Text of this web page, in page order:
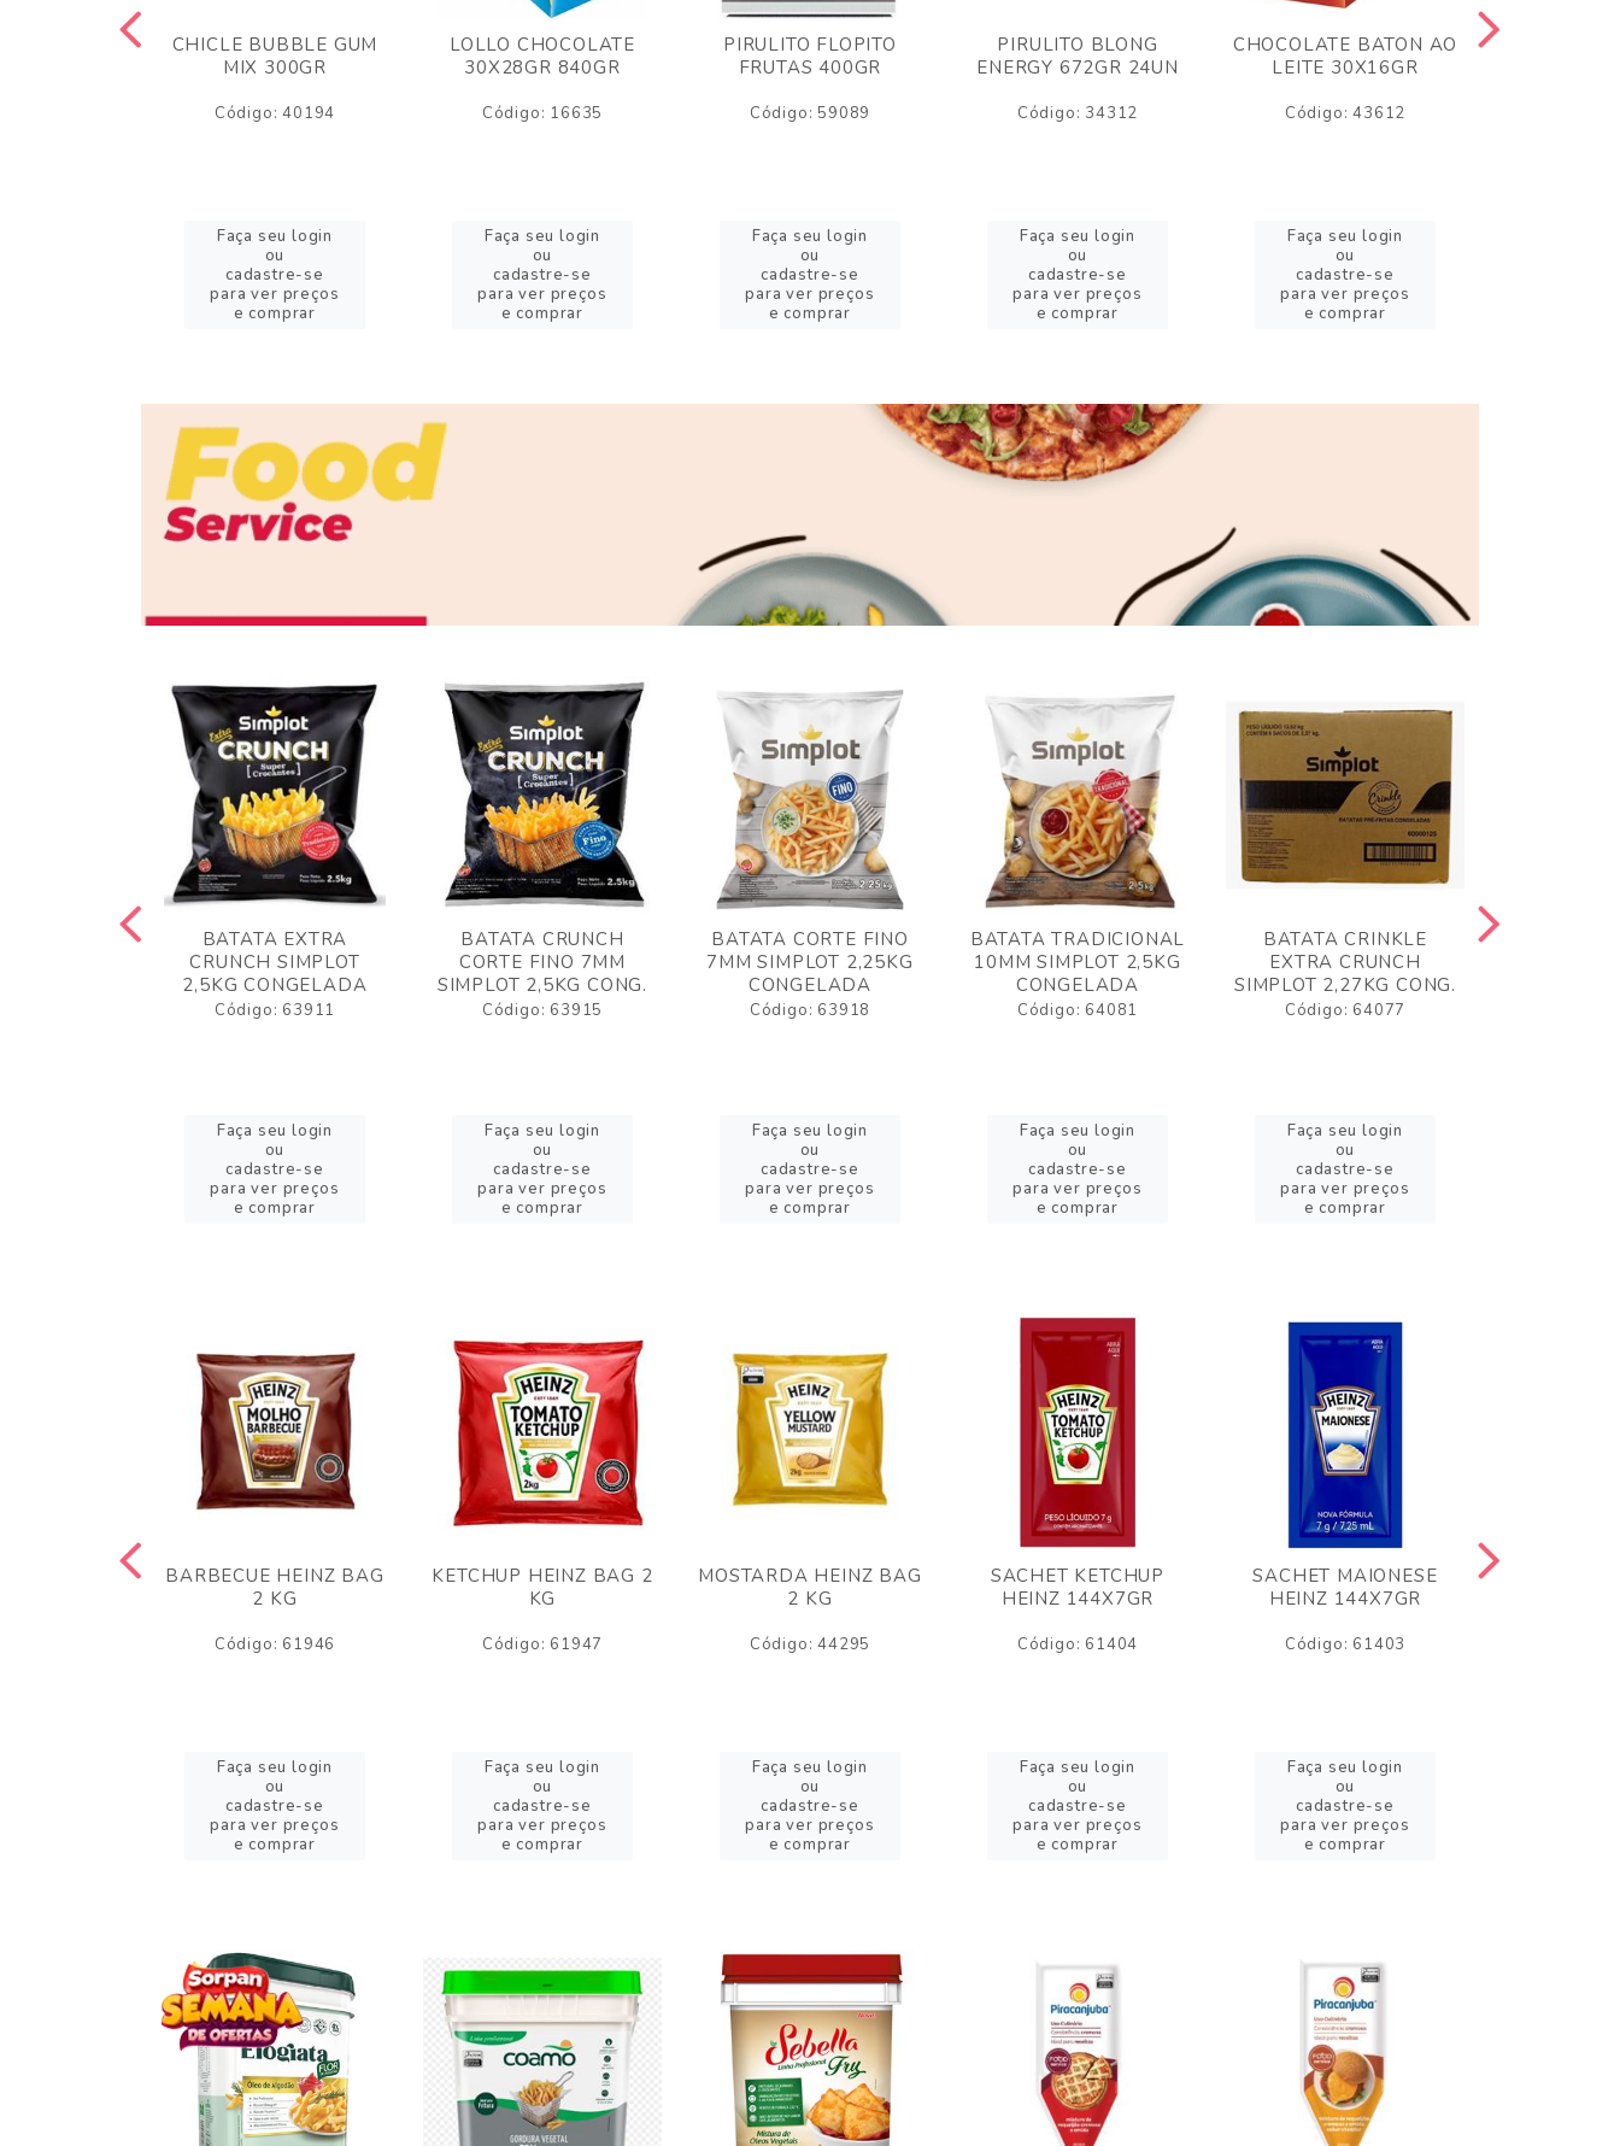
CHICLE BUBBLE GUM
MIX 300GR
Código: 40194
Faça seu login
ou
cadastre-se
para ver preços
e comprar
LOLLO CHOCOLATE
30X28GR 840GR
Código: 16635
Faça seu login
ou
cadastre-se
para ver preços
e comprar
PIRULITO FLOPITO
FRUTAS 400GR
Código: 59089
Faça seu login
ou
cadastre-se
para ver preços
e comprar
PIRULITO BLONG
ENERGY 672GR 24UN
Código: 34312
Faça seu login
ou
cadastre-se
para ver preços
e comprar
CHOCOLATE BATON AO
LEITE 30X16GR
Código: 43612
Faça seu login
ou
cadastre-se
para ver preços
e comprar
BATATA EXTRA
CRUNCH SIMPLOT
2,5KG CONGELADA
Código: 63911
Faça seu login
ou
cadastre-se
para ver preços
e comprar
BATATA CRUNCH
CORTE FINO 7MM
SIMPLOT 2,5KG CONG.
Código: 63915
Faça seu login
ou
cadastre-se
para ver preços
e comprar
BATATA CORTE FINO
7MM SIMPLOT 2,25KG
CONGELADA
Código: 63918
Faça seu login
ou
cadastre-se
para ver preços
e comprar
BATATA TRADICIONAL
10MM SIMPLOT 2,5KG
CONGELADA
Código: 64081
Faça seu login
ou
cadastre-se
para ver preços
e comprar
BATATA CRINKLE
EXTRA CRUNCH
SIMPLOT 2,27KG CONG.
Código: 64077
Faça seu login
ou
cadastre-se
para ver preços
e comprar
BARBECUE HEINZ BAG
2 KG
Código: 61946
Faça seu login
ou
cadastre-se
para ver preços
e comprar
KETCHUP HEINZ BAG 2
KG
Código: 61947
Faça seu login
ou
cadastre-se
para ver preços
e comprar
MOSTARDA HEINZ BAG
2 KG
Código: 44295
Faça seu login
ou
cadastre-se
para ver preços
e comprar
SACHET KETCHUP
HEINZ 144X7GR
Código: 61404
Faça seu login
ou
cadastre-se
para ver preços
e comprar
SACHET MAIONESE
HEINZ 144X7GR
Código: 61403
Faça seu login
ou
cadastre-se
para ver preços
e comprar